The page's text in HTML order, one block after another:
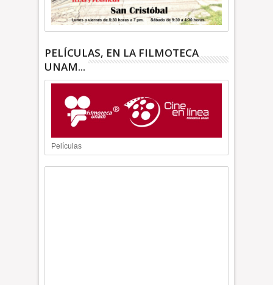
PELÍCULAS, EN LA FILMOTECA
UNAM...
Películas